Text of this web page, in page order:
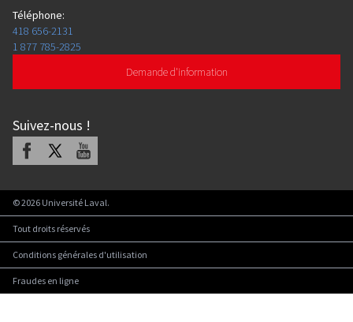
Téléphone:
418 656-2131
1 877 785-2825
Demande d'information
Suivez-nous !
Facebook Youtube
©2026 Université Laval.
Tout droits réservés
Conditions générales d'utilisation
Fraudes en ligne